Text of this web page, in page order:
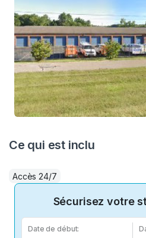
Ce qui est inclu
Accès 24/7
Sécurisez votre
Date de début: